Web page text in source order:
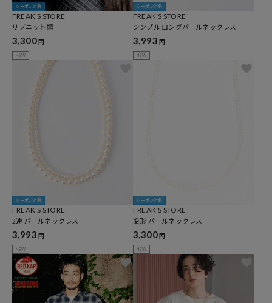
クーポン対象
FREAK'S STORE
リブニット帽
3,300円
NEW
クーポン対象
FREAK'S STORE
シンプル ロングパールネックレス
3,993 円
NEW
クーポン対象
FREAK'S STORE
2連 パールネックレス
3,993 円
NEW
クーポン対象
FREAK'S STORE
変形 パールネックレス
3,300円
NEW